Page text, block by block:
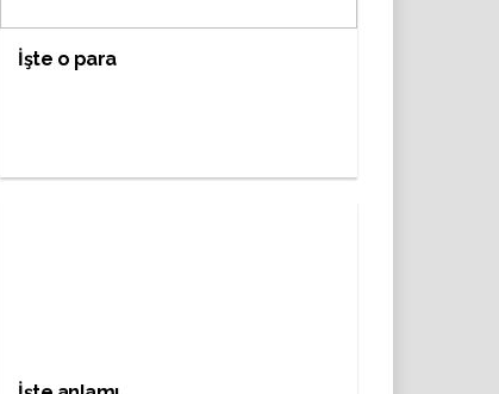
İşte o para